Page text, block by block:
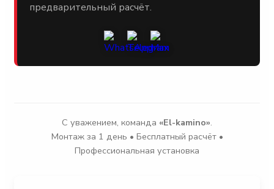
предварительный расчёт.
С уважением, команда «El-kamino».
Монтаж за 1 день • Бесплатный расчёт •
Профессиональная установка